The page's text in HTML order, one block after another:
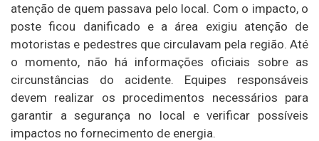
atenção de quem passava pelo local. Com o impacto, o
poste ficou danificado e a área exigiu atenção de
motoristas e pedestres que circulavam pela região. Até
o momento, não há informações oficiais sobre as
circunstâncias do acidente. Equipes responsáveis
devem realizar os procedimentos necessários para
garantir a segurança no local e verificar possíveis
impactos no fornecimento de energia.